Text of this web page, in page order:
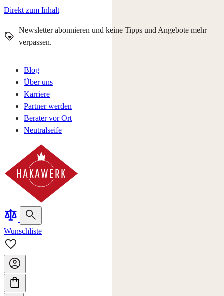
Direkt zum Inhalt
Newsletter abonnieren und keine Tipps und Angebote mehr
verpassen.
Blog
Über uns
Karriere
Partner werden
Berater vor Ort
Neutralseife
Wunschliste